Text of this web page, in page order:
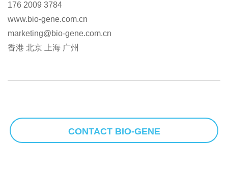
176 2009 3784
www.bio-gene.com.cn
marketing@bio-gene.com.cn
香港 北京 上海 广州
CONTACT BIO-GENE